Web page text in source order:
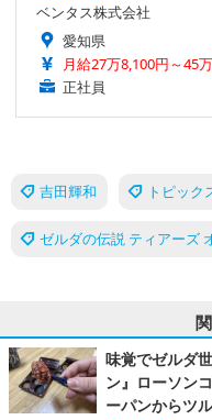
ベンタス株式会社
愛知県
月給27万8,100円～45
正社員
吉田輝和 トピック
ゼルダの伝説 ティアーズ
味覚でゼルダ
ン』ローソン
ーパンからツ